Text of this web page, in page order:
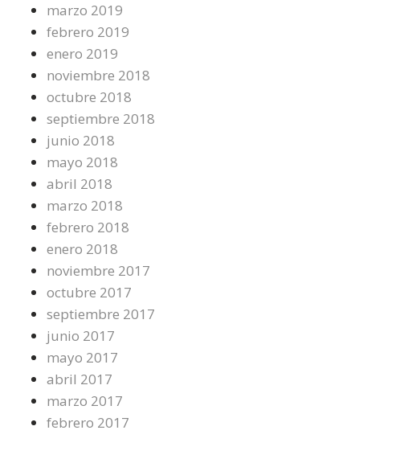
marzo 2019
febrero 2019
enero 2019
noviembre 2018
octubre 2018
septiembre 2018
junio 2018
mayo 2018
abril 2018
marzo 2018
febrero 2018
enero 2018
noviembre 2017
octubre 2017
septiembre 2017
junio 2017
mayo 2017
abril 2017
marzo 2017
febrero 2017